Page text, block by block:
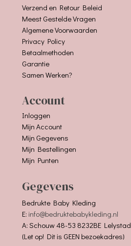
Verzend en Retour Beleid
Meest Gestelde Vragen
Algemene Voorwaarden
Privacy Policy
Betaalmethoden
Garantie
Samen Werken?
Account
Inloggen
Mijn Account
Mijn Gegevens
Mijn Bestellingen
Mijn Punten
Gegevens
Bedrukte Baby Kleding
E: info@bedruktebabykleding.nl
A: Schouw 48-53 8232BE Lelystad
(Let op! Dit is GEEN bezoekadres)